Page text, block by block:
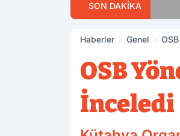
SON DAKİKA
Haberler Genel
OSB
İnceledi